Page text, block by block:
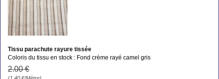
Tissu parachute rayure tissée
Coloris du tissu en stock : Fond crème rayé camel gris
2.00 €